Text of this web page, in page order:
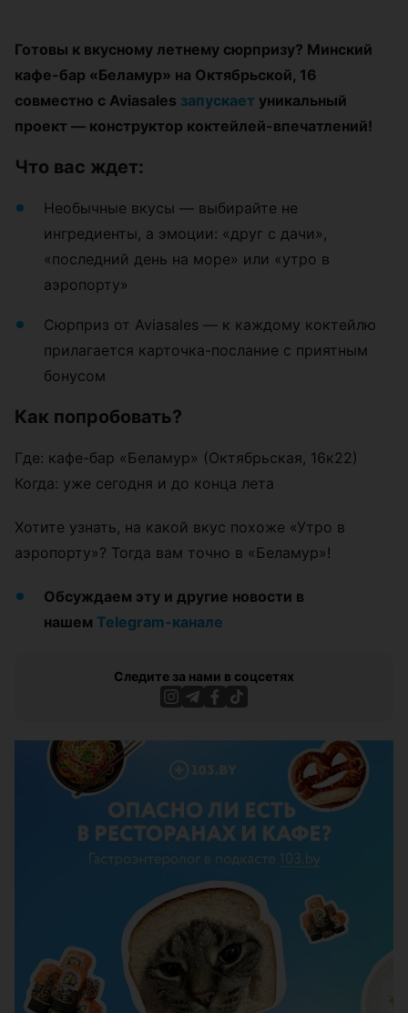
Готовы к вкусному летнему сюрпризу? Минский
кафе-бар «Беламур» на Октябрьской, 16
совместно с Aviasales запускает уникальный
проект — конструктор коктейлей-впечатлений!
Что вас ждет:
Необычные вкусы — выбирайте не
ингредиенты, а эмоции: «друг с дачи»,
«последний день на море» или «утро в
аэропорту»
Сюрприз от Aviasales — к каждому коктейлю
прилагается карточка-послание с приятным
бонусом
Как попробовать?
Где: кафе-бар «Беламур» (Октябрьская, 16к22)
Когда: уже сегодня и до конца лета
Хотите узнать, на какой вкус похоже «Утро в
аэропорту»? Тогда вам точно в «Беламур»!
Обсуждаем эту и другие новости в
нашем Telegram-канале
Следите за нами в соцсетях